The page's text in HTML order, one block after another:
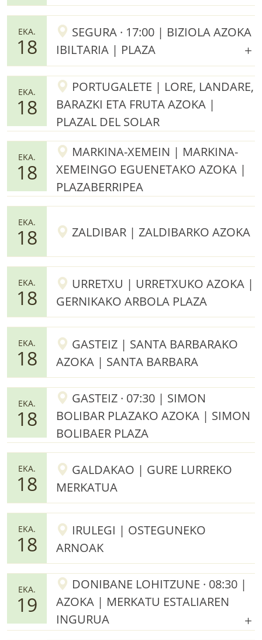
EKA.
18
SEGURA · 17:00 | BIZIOLA AZOKA
IBILTARIA | PLAZA
EKA.
18
PORTUGALETE | LORE, LANDARE,
BARAZKI ETA FRUTA AZOKA |
PLAZAL DEL SOLAR
EKA.
18
MARKINA-XEMEIN | MARKINA-
XEMEINGO EGUENETAKO AZOKA |
PLAZABERRIPEA
EKA.
18 ZALDIBAR | ZALDIBARKO AZOKA
EKA.
18
URRETXU | URRETXUKO AZOKA |
GERNIKAKO ARBOLA PLAZA
EKA.
18
GASTEIZ | SANTA BARBARAKO
AZOKA | SANTA BARBARA
EKA.
18
GASTEIZ · 07:30 | SIMON
BOLIBAR PLAZAKO AZOKA | SIMON
BOLIBAER PLAZA
EKA.
18
GALDAKAO | GURE LURREKO
MERKATUA
EKA.
18
IRULEGI | OSTEGUNEKO
ARNOAK
EKA.
19
DONIBANE LOHITZUNE · 08:30 |
AZOKA | MERKATU ESTALIAREN
INGURUA